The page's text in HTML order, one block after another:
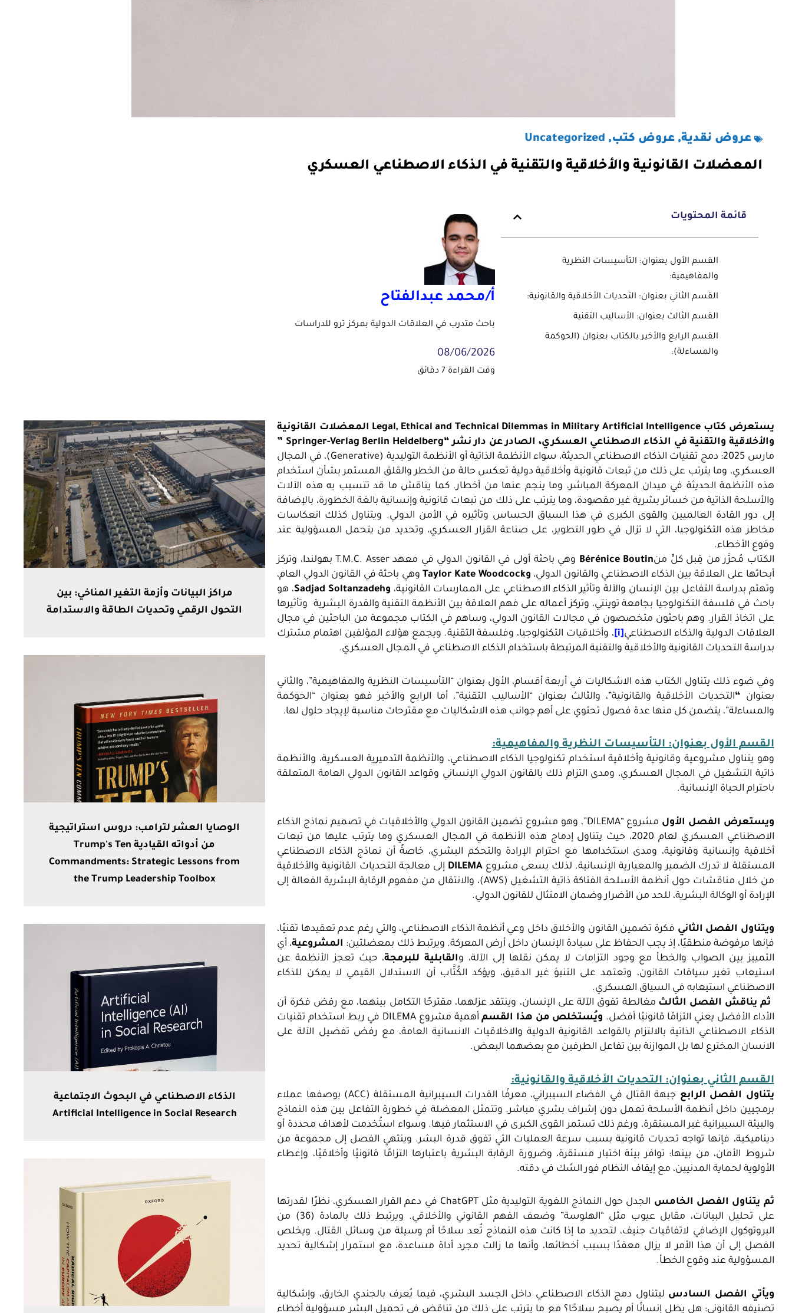
عروض نقدية,عروض كتب,
Uncategorized
المعضلات القانونية والأخلاقية والتقنية في الذكاء الاصطناعي العسكري
قائمة المحتويات
القسم الأول بعنوان: التأسيسات النظرية
والمفاهيمية:
القسم الثاني بعنوان: التحديات الأخلاقية والقانونية:
القسم الثالث بعنوان: الأساليب التقنية
القسم الرابع والأخير بالكتاب بعنوان (الحوكمة
والمساءلة):
أ/محمد عبدالفتاح
باحث متدرب في العلاقات الدولية بمركز ترو للدراسات
08/06/2026
يستعرض كتاب Legal, Ethical and Technical Dilemmas in Military Artificial Intelligence المعضلات القانونية
والأخلاقية والتقنية في الذكاء الاصطناعي العسكري، الصادر عن دار نشر “Springer-Verlag Berlin Heidelberg
”
مارس 2025: دمج تقنيات الذكاء الاصطناعي الحديثة، سواء الأنظمة الذاتية أو الأنظمة التوليدية (Generative)، في المجال
العسكري، وما يترتب على ذلك من تبعات قانونية وأخلاقية دولية تعكس حالة من الخطر والقلق المستمر بشأن استخدام
هذه الأنظمة الحديثة في ميدان المعركة المباشر، وما ينجم عنها من أخطار. كما يناقش ما قد تتسبب به هذه الآلات
والأسلحة الذاتية من خسائر بشرية غير مقصودة، وما يترتب على ذلك من تبعات قانونية وإنسانية بالغة الخطورة، بالإضافة
إلى دور القادة العالميين والقوى الكبرى في هذا السياق الحساس وتأثيره في الأمن الدولي. ويتناول كذلك انعكاسات
مخاطر هذه التكنولوجيا، التي لا تزال في طور التطوير، على صناعة القرار العسكري، وتحديد من يتحمل المسؤولية عند
وقوع الأخطاء.
الكتاب مُحرَّر من قِبل كلٍّ منBérénice Boutin
وهي باحثة أولى في القانون الدولي في معهد T.M.C. Asser بهولندا، وتركز
أبحاثها على العلاقة بين الذكاء الاصطناعي والقانون الدولي، وTaylor Kate Woodcockوهي باحثة في القانون الدولي العام،
وتهتم بدراسة التفاعل بين الإنسان والآلة وتأثير الذكاء الاصطناعي على الممارسات القانونية، وSadjad Soltanzadeh، هو
باحث في فلسفة التكنولوجيا بجامعة توينتي، وتركز أعماله على فهم العلاقة بين الأنظمة التقنية والقدرة البشرية وتأثيرها
على اتخاذ القرار. وهم باحثون متخصصون في مجالات القانون الدولي، وساهم في الكتاب مجموعة من الباحثين في مجال
العلاقات الدولية والذكاء الاصطناعي [i]
، وأخلاقيات التكنولوجيا، وفلسفة التقنية. ويجمع هؤلاء المؤلفين اهتمام مشترك
بدراسة التحديات القانونية والأخلاقية والتقنية المرتبطة باستخدام الذكاء الاصطناعي في المجال العسكري.
وفي ضوء ذلك يتناول الكتاب هذه الاشكاليات في أربعة أقسام، الأول بعنوان “التأسيسات النظرية والمفاهيمية”، والثاني
بعنوان “التحديات الأخلاقية والقانونية”، والثالث بعنوان “الأساليب التقنية”، أما الرابع والأخير فهو بعنوان “الحوكمة
والمساءلة”، يتضمن كل منها عدة فصول تحتوي على أهم جوانب هذه الاشكاليات مع مقترحات مناسبة لإيجاد حلول لها.
القسم الأول بعنوان: التأسيسات النظرية والمفاهيمية:
وهو يتناول مشروعية وقانونية وأخلاقية استخدام تكنولوجيا الذكاء الاصطناعي، والأنظمة التدميرية العسكرية، والأنظمة
ذاتية التشغيل في المجال العسكري، ومدى التزام ذلك بالقانون الدولي الإنساني وقواعد القانون الدولي العامة المتعلقة
باحترام الحياة الإنسانية.
ويستعرض الفصل الأول
مشروع “DILEMA”، وهو مشروع تضمين القانون الدولي والأخلاقيات في تصميم نماذج الذكاء
الاصطناعي العسكري لعام 2020، حيث يتناول إدماج هذه الأنظمة في المجال العسكري وما يترتب عليها من تبعات
أخلاقية وإنسانية وقانونية، ومدى استخدامها مع احترام الإرادة والتحكم البشري، خاصةً أن نماذج الذكاء الاصطناعي
المستقلة لا تدرك الضمير والمعيارية الإنسانية. لذلك يسعى مشروعDILEMA إلى معالجة التحديات القانونية والأخلاقية
من خلال مناقشات حول أنظمة الأسلحة الفتاكة ذاتية التشغيل (AWS)، والانتقال من مفهوم الرقابة البشرية الفعالة إلى
الإرادة أو الوكالة البشرية، للحد من الأضرار وضمان الامتثال للقانون الدولي.
ويتناول الفصل الثاني فكرة تضمين القانون والأخلاق داخل وعي أنظمة الذكاء الاصطناعي، والتي رغم عدم تعقيدها تقنيًا،
فإنها مرفوضة منطقيًا، إذ يجب الحفاظ على سيادة الإنسان داخل أرض المعركة. ويرتبط ذلك بمعضلتين: المشروعية، أي
التمييز بين الصواب والخطأ مع وجود التزامات لا يمكن نقلها إلى الآلة، والقابلية للبرمجة، حيث تعجز الأنظمة عن
استيعاب تغير سياقات القانون، وتعتمد على التنبؤ غير الدقيق، ويؤكد الكُتَّاب أن الاستدلال القيمي لا يمكن للذكاء
الاصطناعي استيعابه في السياق العسكري.
ثم يناقش الفصل الثالث مغالطة تفوق الآلة على الإنسان، وينتقد عزلهما، مقترحًا التكامل بينهما، مع رفض فكرة أن
الأداء الأفضل يعني التزامًا قانونيًا أفضل. ويُستخلص من هذا القسم
أهمية مشروع DILEMA في ربط استخدام تقنيات
الذكاء الاصطناعي الذاتية بالالتزام بالقواعد القانونية الدولية والاخلاقيات الانسانية العامة، مع رفض تفضيل الآلة على
الانسان المخترع لها بل الموازنة بين تفاعل الطرفين مع بعضهما البعض.
القسم الثاني بعنوان: التحديات الأخلاقية والقانونية:
يتناول الفصل الرابع
جبهة القتال في الفضاء السيبراني، معرفًا القدرات السيبرانية المستقلة (ACC) بوصفها عملاء
برمجيين داخل أنظمة الأسلحة تعمل دون إشراف بشري مباشر. وتتمثل المعضلة في خطورة التفاعل بين هذه النماذج
والبيئة السيبرانية غير المستقرة، ورغم ذلك تستمر القوى الكبرى في الاستثمار فيها. وسواء استُخدمت لأهداف محددة أو
ديناميكية، فإنها تواجه تحديات قانونية بسبب سرعة العمليات التي تفوق قدرة البشر. وينتهي الفصل إلى مجموعة من
شروط الأمان، من بينها: توافر بيئة اختبار مستقرة، وضرورة الرقابة البشرية باعتبارها التزامًا قانونيًا وأخلاقيًا، وإعطاء
الأولوية لحماية المدنيين، مع إيقاف النظام فور الشك في دقته.
ثم يتناول الفصل الخامس
الجدل حول النماذج اللغوية التوليدية مثل ChatGPT في دعم القرار العسكري، نظرًا لقدرتها
على تحليل البيانات، مقابل عيوب مثل “الهلوسة” وضعف الفهم القانوني والأخلاقي. ويرتبط ذلك بالمادة (36) من
البروتوكول الإضافي لاتفاقيات جنيف، لتحديد ما إذا كانت هذه النماذج تُعد سلاحًا أم وسيلة من وسائل القتال. ويخلص
الفصل إلى أن هذا الأمر لا يزال معقدًا بسبب أخطائها، وأنها ما زالت مجرد أداة مساعدة، مع استمرار إشكالية تحديد
المسؤولية عند وقوع الخطأ.
ويأتي الفصل السادس ليتناول دمج الذكاء الاصطناعي داخل الجسد البشري، فيما يُعرف بالجندي الخارق، وإشكالية
تصنيفه القانوني: هل يظل إنسانًا أم يصبح سلاحًا؟ مع ما يترتب على ذلك من تناقض في تحميل البشر مسؤولية أخطاء
مراكز البيانات وأزمة التغير المناخي: بين
التحول الرقمي وتحديات الطاقة والاستدامة
الوصايا العشر لترامب: دروس استراتيجية
من أدواته القيادية Trump's Ten
Commandments: Strategic Lessons from
the Trump Leadership Toolbox
الذكاء الاصطناعي في البحوث الاجتماعية
Artificial Intelligence in Social Research